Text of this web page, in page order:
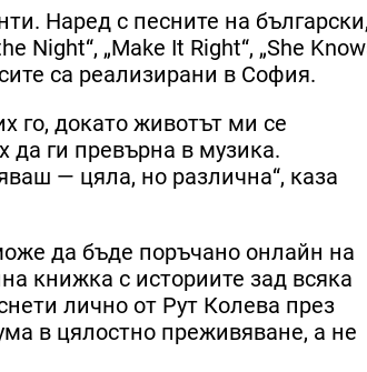
Наред с песните на
Night“, „Make It Right“, „She
са реализирани в София.
го, докато животът ми се
ги превърна в музика.
— цяла, но различна“, каза
да бъде поръчано онлайн на
книжка с историите зад всяка
лично от Рут Колева през
в цялостно преживяване, а не